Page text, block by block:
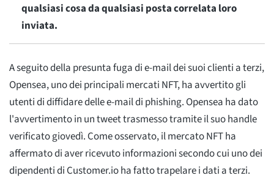
qualsiasi cosa da qualsiasi posta correlata loro
inviata.
A seguito della presunta fuga di e-mail dei suoi clienti a terzi,
Opensea, uno dei principali mercati NFT, ha avvertito gli
utenti di diffidare delle e-mail di phishing. Opensea ha dato
l'avvertimento in un tweet trasmesso tramite il suo handle
verificato giovedì. Come osservato, il mercato NFT ha
affermato di aver ricevuto informazioni secondo cui uno dei
dipendenti di Customer.io ha fatto trapelare i dati a terzi.